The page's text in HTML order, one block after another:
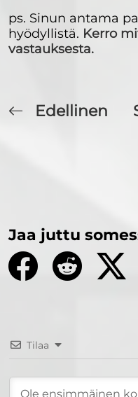
ps. Sinun antama
hyödyllistä. Kerro
vastauksesta.
Edellinen
Jaa juttu
Tilaa